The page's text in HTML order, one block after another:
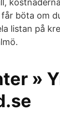
böta om
listan på
»